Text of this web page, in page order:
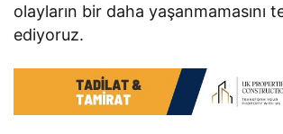
olayların bir daha yaşanmamasını
ediyoruz.